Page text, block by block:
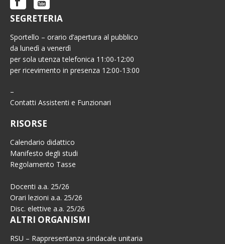
SEGRETERIA
Sportello – orario d’apertura al pubblico
da lunedì a venerdì
per sola utenza telefonica 11:00-12:00
per ricevimento in presenza 12:00-13:00
–
Contatti Assistenti e Funzionari
RISORSE
Calendario didattico
Manifesto degli studi
Regolamento Tasse
Docenti a.a. 25/26
Orari lezioni a.a. 25/26
Disc. elettive a.a. 25/26
ALTRI ORGANISMI
RSU – Rappresentanza sindacale unitaria